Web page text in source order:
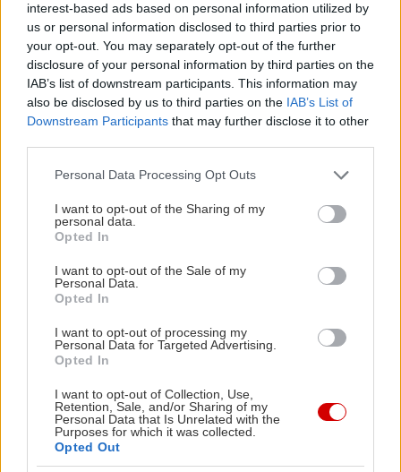
interest-based ads based on personal information utilized by
us or personal information disclosed to third parties prior to
your opt-out. You may separately opt-out of the further
disclosure of your personal information by third parties on the
IAB’s list of downstream participants. This information may
also be disclosed by us to third parties on the IAB’s List of
Downstream Participants that may further disclose it to other
Please note that this website/app uses one or more Google
not limited to your visit or usage behaviour. You may click to
grant or deny consent to Google and its third-party tags to
use your data for below specified purposes in below Google
consent section.
Personal Data Processing Opt Outs
I want to opt-out of the Sharing of my
personal data.
Opted In
I want to opt-out of the Sale of my
Personal Data.
Opted In
I want to opt-out of processing my
Personal Data for Targeted Advertising.
Opted In
I want to opt-out of Collection, Use,
Retention, Sale, and/or Sharing of my
Personal Data that Is Unrelated with the
Purposes for which it was collected.
Opted Out
Γαρρητού 13, Χαλάνδρι, τηλ: 2106007830
View this post on Instagram